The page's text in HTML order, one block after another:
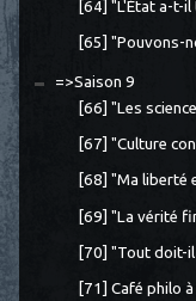
[64] "L'État a-t-
[65] "Pouvons-
=>Saison 9
[66] "Les
[67] "Culture
[68] "Ma liberté
[69] "La vérité
[70] "Tout doit-
[71] Café philo